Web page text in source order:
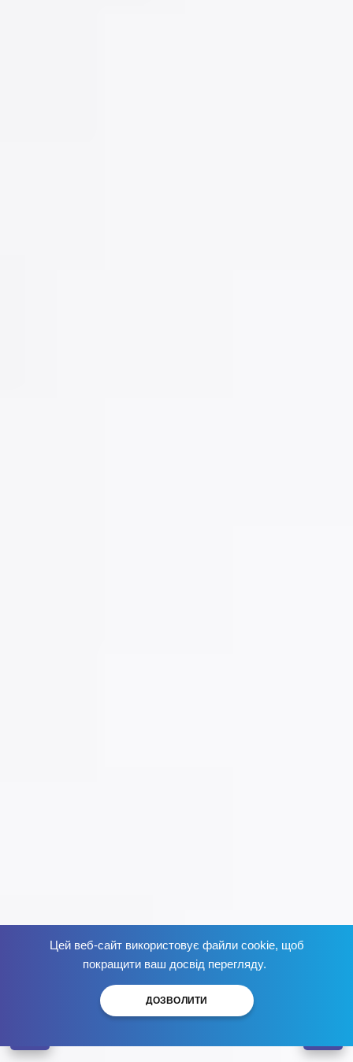
Цей веб-сайт використовує файли cookie, щоб
покращити ваш досвід перегляду.
ДОЗВОЛИТИ
Избавься от зависимостисейчас